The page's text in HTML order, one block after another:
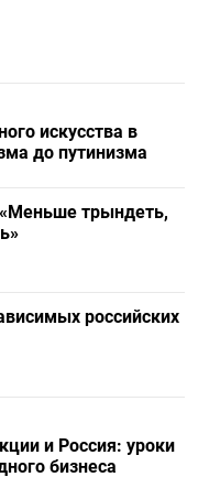
искусства в
до путинизма
трындеть,
российских
и Россия: уроки
бизнеса